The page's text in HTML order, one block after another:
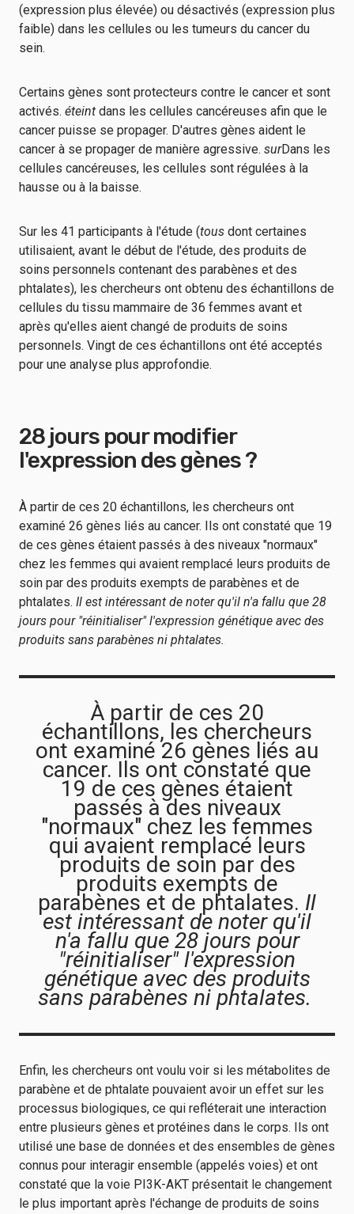
(expression plus élevée) ou désactivés (expression plus
faible) dans les cellules ou les tumeurs du cancer du
sein.
Certains gènes sont protecteurs contre le cancer et sont
activés. éteint dans les cellules cancéreuses afin que le
cancer puisse se propager. D'autres gènes aident le
cancer à se propager de manière agressive. surDans les
cellules cancéreuses, les cellules sont régulées à la
hausse ou à la baisse.
Sur les 41 participants à l'étude (tous dont certaines
utilisaient, avant le début de l'étude, des produits de
soins personnels contenant des parabènes et des
phtalates), les chercheurs ont obtenu des échantillons de
cellules du tissu mammaire de 36 femmes avant et
après qu'elles aient changé de produits de soins
personnels. Vingt de ces échantillons ont été acceptés
pour une analyse plus approfondie.
28 jours pour modifier
l'expression des gènes ?
À partir de ces 20 échantillons, les chercheurs ont
examiné 26 gènes liés au cancer. Ils ont constaté que 19
de ces gènes étaient passés à des niveaux "normaux"
chez les femmes qui avaient remplacé leurs produits de
soin par des produits exempts de parabènes et de
phtalates. Il est intéressant de noter qu'il n'a fallu que 28
jours pour "réinitialiser" l'expression génétique avec des
produits sans parabènes ni phtalates.
À partir de ces 20
échantillons, les chercheurs
ont examiné 26 gènes liés au
cancer. Ils ont constaté que
19 de ces gènes étaient
passés à des niveaux
"normaux" chez les femmes
qui avaient remplacé leurs
produits de soin par des
produits exempts de
parabènes et de phtalates. Il
est intéressant de noter qu'il
n'a fallu que 28 jours pour
"réinitialiser" l'expression
génétique avec des produits
sans parabènes ni phtalates.
Enfin, les chercheurs ont voulu voir si les métabolites de
parabène et de phtalate pouvaient avoir un effet sur les
processus biologiques, ce qui refléterait une interaction
entre plusieurs gènes et protéines dans le corps. Ils ont
utilisé une base de données et des ensembles de gènes
connus pour interagir ensemble (appelés voies) et ont
constaté que la voie PI3K-AKT présentait le changement
le plus important après l'échange de produits de soins